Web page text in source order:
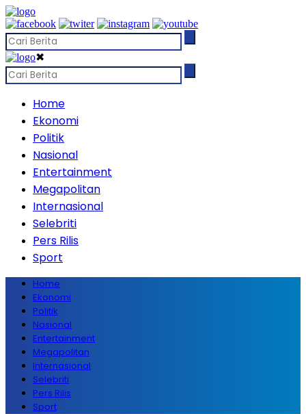
✖
Home
Ekonomi
Politik
Nasional
Entertainment
Megapolitan
Internasional
Selebriti
Pers Rilis
Sport
Home
Ekonomi
Politik
Nasional
Entertainment
Megapolitan
Internasional
Selebriti
Pers Rilis
Sport